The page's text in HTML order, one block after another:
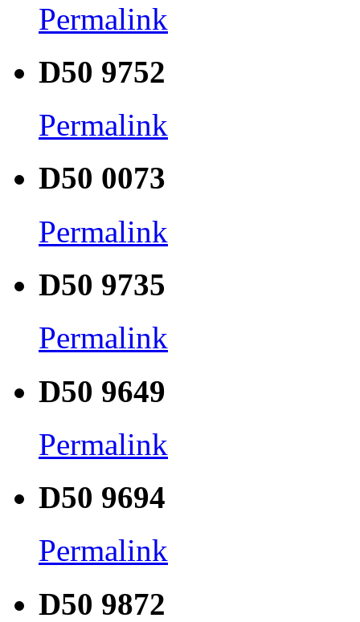
Permalink
D50 9752
Permalink
D50 0073
Permalink
D50 9735
Permalink
D50 9649
Permalink
D50 9694
Permalink
D50 9872